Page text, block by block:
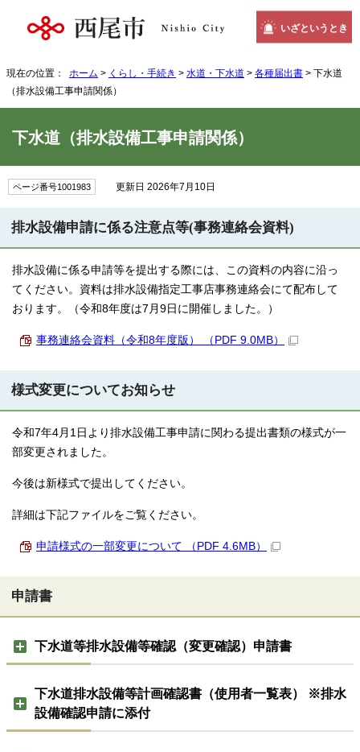
いざというとき
現在の位置： ホーム > くらし・手続き > 水道・下水道 > 各種届出書 > 下水道
（排水設備工事申請関係）
下水道（排水設備工事申請関係）
ページ番号1001983 更新日 2026年7月10日
排水設備申請に係る注意点等(事務連絡会資料)
排水設備に係る申請等を提出する際には、この資料の内容に沿っ
てください。資料は排水設備指定工事店事務連絡会にて配布して
おります。（令和8年度は7月9日に開催しました。）
事務連絡会資料（令和8年度版） （PDF 9.0MB）
様式変更についてお知らせ
令和7年4月1日より排水設備工事申請に関わる提出書類の様式が一
部変更されました。
今後は新様式で提出してください。
詳細は下記ファイルをご覧ください。
申請様式の一部変更について （PDF 4.6MB）
申請書
下水道等排水設備等確認（変更確認）申請書
下水道排水設備等計画確認書（使用者一覧表） ※排水
設備確認申請に添付